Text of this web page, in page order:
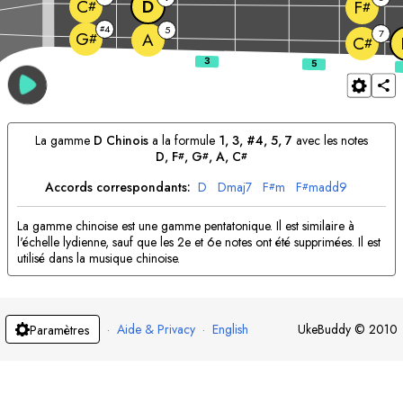
G#
#4 A 5
C# 7
C# D F#
La gamme D Chinois a la formule 1, 3, #4, 5, 7 avec les notes
D, F#, G#, A, C#
Accords correspondants: D Dmaj7 F#m F#madd9
La gamme chinoise est une gamme pentatonique. Il est similaire à
l'échelle lydienne, sauf que les 2e et 6e notes ont été supprimées. Il est
utilisé dans la musique chinoise.
Paramètres · Aide & Privacy · English UkeBuddy © 2010